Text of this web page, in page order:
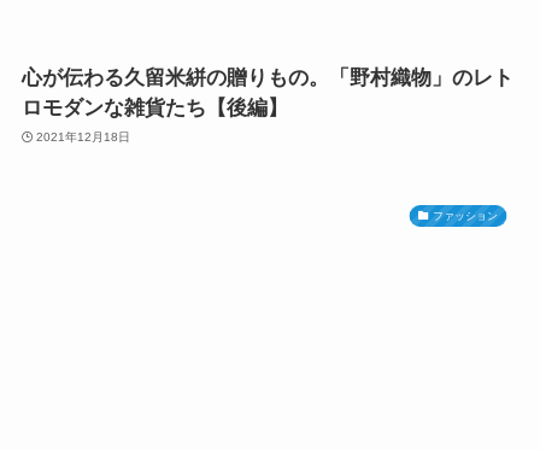
心が伝わる久留米絣の贈りもの。「野村織物」のレト
ロモダンな雑貨たち【後編】
2021年12月18日
ファッション